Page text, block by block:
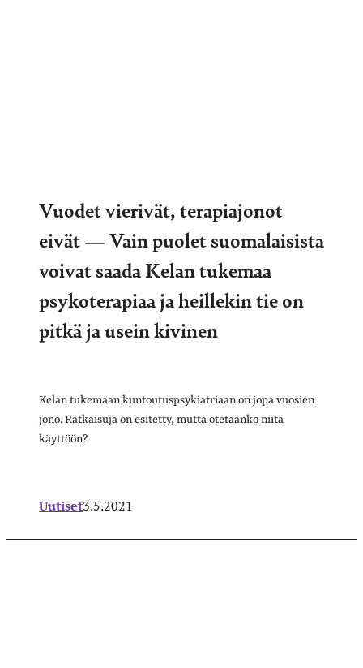
Vuodet vierivät, terapiajonot
eivät — Vain puolet suomalaisista
voivat saada Kelan tukemaa
psykoterapiaa ja heillekin tie on
pitkä ja usein kivinen
Kelan tukemaan kuntoutuspsykiatriaan on jopa vuosien
jono. Ratkaisuja on esitetty, mutta otetaanko niitä
käyttöön?
Uutiset3.5.2021